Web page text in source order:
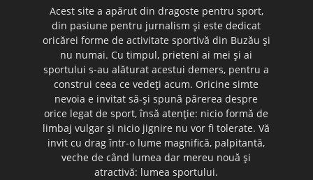
Acest site a apărut din dragoste pentru sport,
din pasiune pentru jurnalism şi este dedicat
oricărei forme de activitate sportivă din Buzău şi
nu numai. Cu timpul, prieteni ai mei şi ai
sportului s-au alăturat acestui demers, pentru a
construi ceea ce vedeţi acum. Oricine simte
nevoia e invitat să-şi spună părerea despre
orice legat de sport, însă atenţie: nicio formă de
limbaj vulgar şi nicio jignire nu vor fi tolerate. Vă
invit cu drag într-o lume magnifică, palpitantă,
veche de când lumea dar mereu nouă şi
atractivă: lumea sportului.